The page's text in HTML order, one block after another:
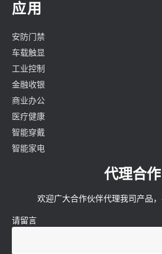
应用
安防门禁
车载触显
工业控制
金融收银
商业办公
医疗健康
智能穿戴
智能家电
代理合作
欢迎广大合作伙伴代理我司产品
请留言